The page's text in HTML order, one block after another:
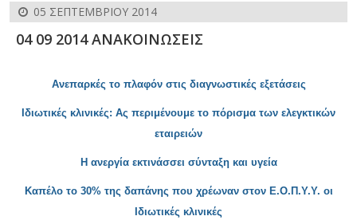
05 ΣΕΠΤΕΜΒΡΊΟΥ 2014
04 09 2014 ΑΝΑΚΟΙΝΩΣΕΙΣ
Ανεπαρκές το πλαφόν στις διαγνωστικές εξετάσεις
Ιδιωτικές κλινικές: Ας περιμένουμε το πόρισμα των ελεγκτικών
εταιρειών
Η ανεργία εκτινάσσει σύνταξη και υγεία
Καπέλο το 30% της δαπάνης που χρέωναν στον Ε.Ο.Π.Υ.Υ. οι
Ιδιωτικές κλινικές